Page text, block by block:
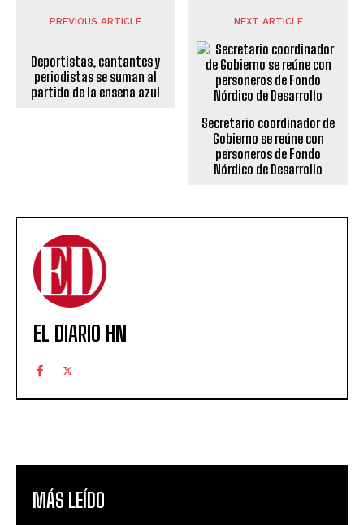
PREVIOUS ARTICLE
Deportistas, cantantes y
periodistas se suman al
partido de la enseña azul
NEXT ARTICLE
Secretario coordinador de
Gobierno se reúne con
personeros de Fondo
Nórdico de Desarrollo
EL DIARIO HN
MÁS LEÍDO